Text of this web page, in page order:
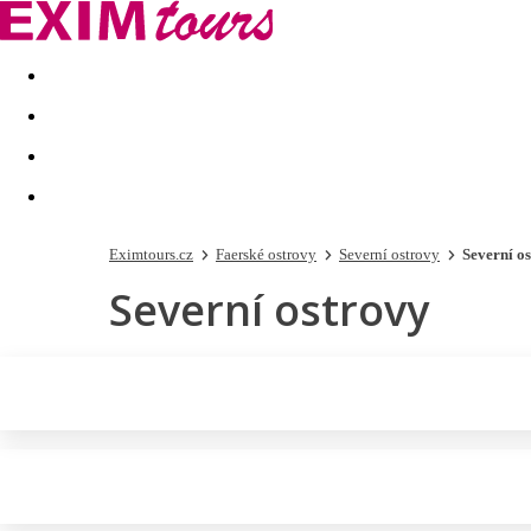
Akční nabídky Last minute
Eximtours.cz Faerské ostrovy Severní ostrovy Severní
Severní ostrovy